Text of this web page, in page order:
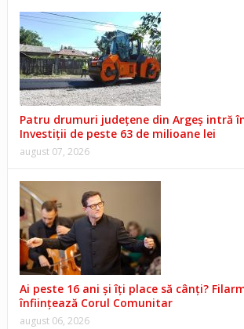
Patru drumuri județene din Argeș intră
Investiții de peste 63 de milioane lei
august 07, 2026
Ai peste 16 ani și îți place să cânți?
înființează Corul Comunitar
august 06, 2026